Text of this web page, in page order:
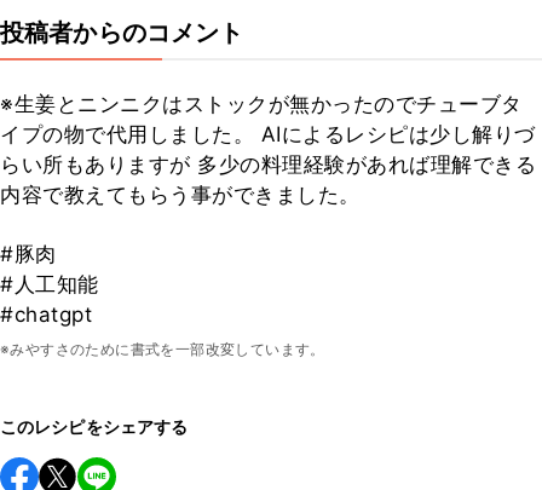
投稿者からのコメント
※生姜とニンニクはストックが無かったのでチューブタ
イプの物で代用しました。 AIによるレシピは少し解りづ
らい所もありますが 多少の料理経験があれば理解できる
内容で教えてもらう事ができました。
#豚肉
#人工知能
#chatgpt
※みやすさのために書式を一部改変しています。
このレシピをシェアする